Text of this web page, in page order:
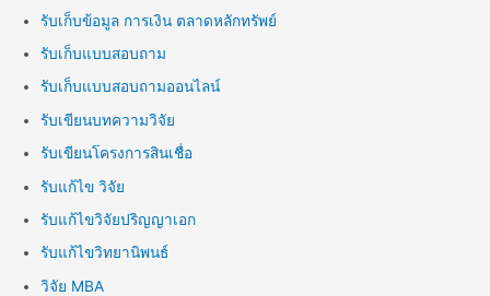
รับเก็บข้อมูล การเงิน ตลาดหลักทรัพย์
รับเก็บแบบสอบถาม
รับเก็บแบบสอบถามออนไลน์
รับเขียนบทความวิจัย
รับเขียนโครงการสินเชื่อ
รับแก้ไข วิจัย
รับแก้ไขวิจัยปริญญาเอก
รับแก้ไขวิทยานิพนธ์
วิจัย MBA